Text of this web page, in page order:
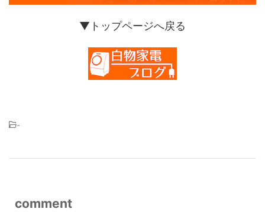
▼トップページへ戻る
-
comment